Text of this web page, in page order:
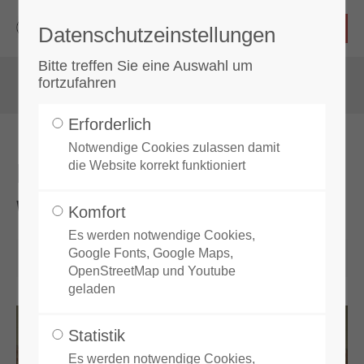
Login
Benutzername
Anmelden
Register|Lost your password?
Kinderlehrgang
Wiesentheid
09.05.2026 09:40 von Taekwondo Zeilitzheim
Datenschutzeinstellungen
Bitte treffen Sie eine Auswahl um
fortzufahren
Erforderlich
Notwendige Cookies zulassen damit
die Website korrekt funktioniert
Komfort
Es werden notwendige Cookies,
Google Fonts, Google Maps,
OpenStreetMap und Youtube
geladen
Statistik
Es werden notwendige Cookies,